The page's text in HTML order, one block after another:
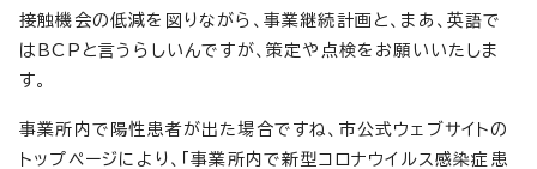
接触機会の低減を図りながら、事業継続計画と、まあ、英語で
はBCPと言うらしいんですが、策定や点検をお願いいたしま
す。
事業所内で陽性患者が出た場合ですね、市公式ウェブサイトの
トップページにより、「事業所内で新型コロナウイルス感染症患